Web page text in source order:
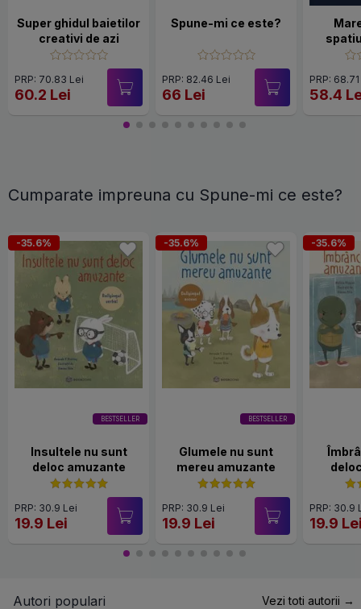
Super ghidul baietilor
creativi de azi
PRP: 70.83 Lei
60.2 Lei
Spune-mi ce este?
PRP: 82.46 Lei
66 Lei
PRP:
58.4
Cumparate impreuna cu Spune-mi ce este?
BESTSELLER
-35.6%
Insultele nu sunt
deloc amuzante
PRP: 30.9 Lei
19.9 Lei
BESTSELLER
-35.6%
Glumele nu sunt
mereu amuzante
PRP: 30.9 Lei
19.9 Lei
-35.6%
PRP: 30.9
19.9
Autori populari Vezi toti autorii →